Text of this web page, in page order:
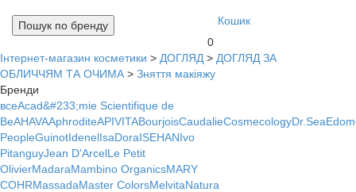
Кошик
0
Пошук по бренду
Інтернет-магазин косметики > ДОГЛЯД > ДОГЛЯД ЗА
ОБЛИЧЧЯМ ТА ОЧИМА > Зняття макіяжу
Бренди
всеAcad&#233;mie Scientifique de
BeAHAVAAphroditeAPIVITABourjoisCaudalieCosmecologyDr.SeaEdom
PeopleGuinotIdenelIsaDoraISEHANIvo
PitanguyJean D'ArcelLe Petit
OlivierMadaraMambino OrganicsMARY
COHRMassadaMaster ColorsMelvitaNatura